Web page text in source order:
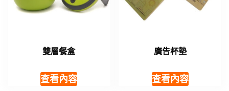
雙層餐盒
查看內容
廣告杯墊
查看內容